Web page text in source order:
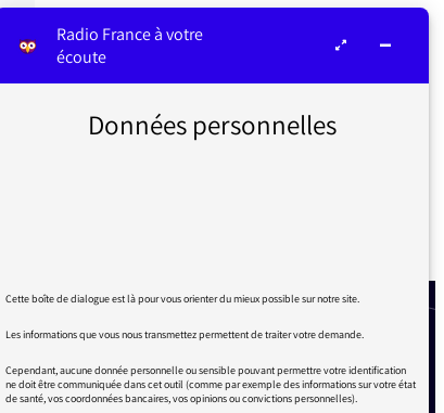
Radio France à votre
écoute
Données personnelles
Cette boîte de dialogue est là pour vous orienter du mieux possible sur notre site.
Les informations que vous nous transmettez permettent de traiter votre demande.
Cependant, aucune donnée personnelle ou sensible pouvant permettre votre identification
ne doit être communiquée dans cet outil (comme par exemple des informations sur votre état
de santé, vos coordonnées bancaires, vos opinions ou convictions personnelles).